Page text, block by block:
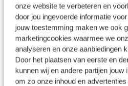
onze website te verbeteren en
door jou ingevoerde informatie
jouw toestemming maken we ook
marketingcookies waarmee we
analyseren en onze aanbiedingen
Door het plaatsen van eerste en
kunnen wij en andere partijen jouw
om zo onze inhoud en
kiest voor een luxe hotel met
verblijf tussen de olijfgaarden, je
perfecte balans tussen
aanrader het noordelijke Costa
natuurlijke schoonheid
je eenvoudig naar verborgen
en lokale trattoria’s waar je de